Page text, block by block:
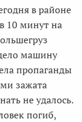
в районе
10 минут на
машину
пропаганды
зажата
не удалось.
погиб,